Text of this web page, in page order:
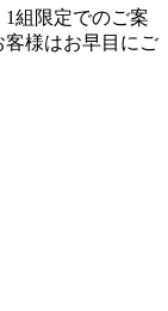
組限定でのご案
様はお早目にご